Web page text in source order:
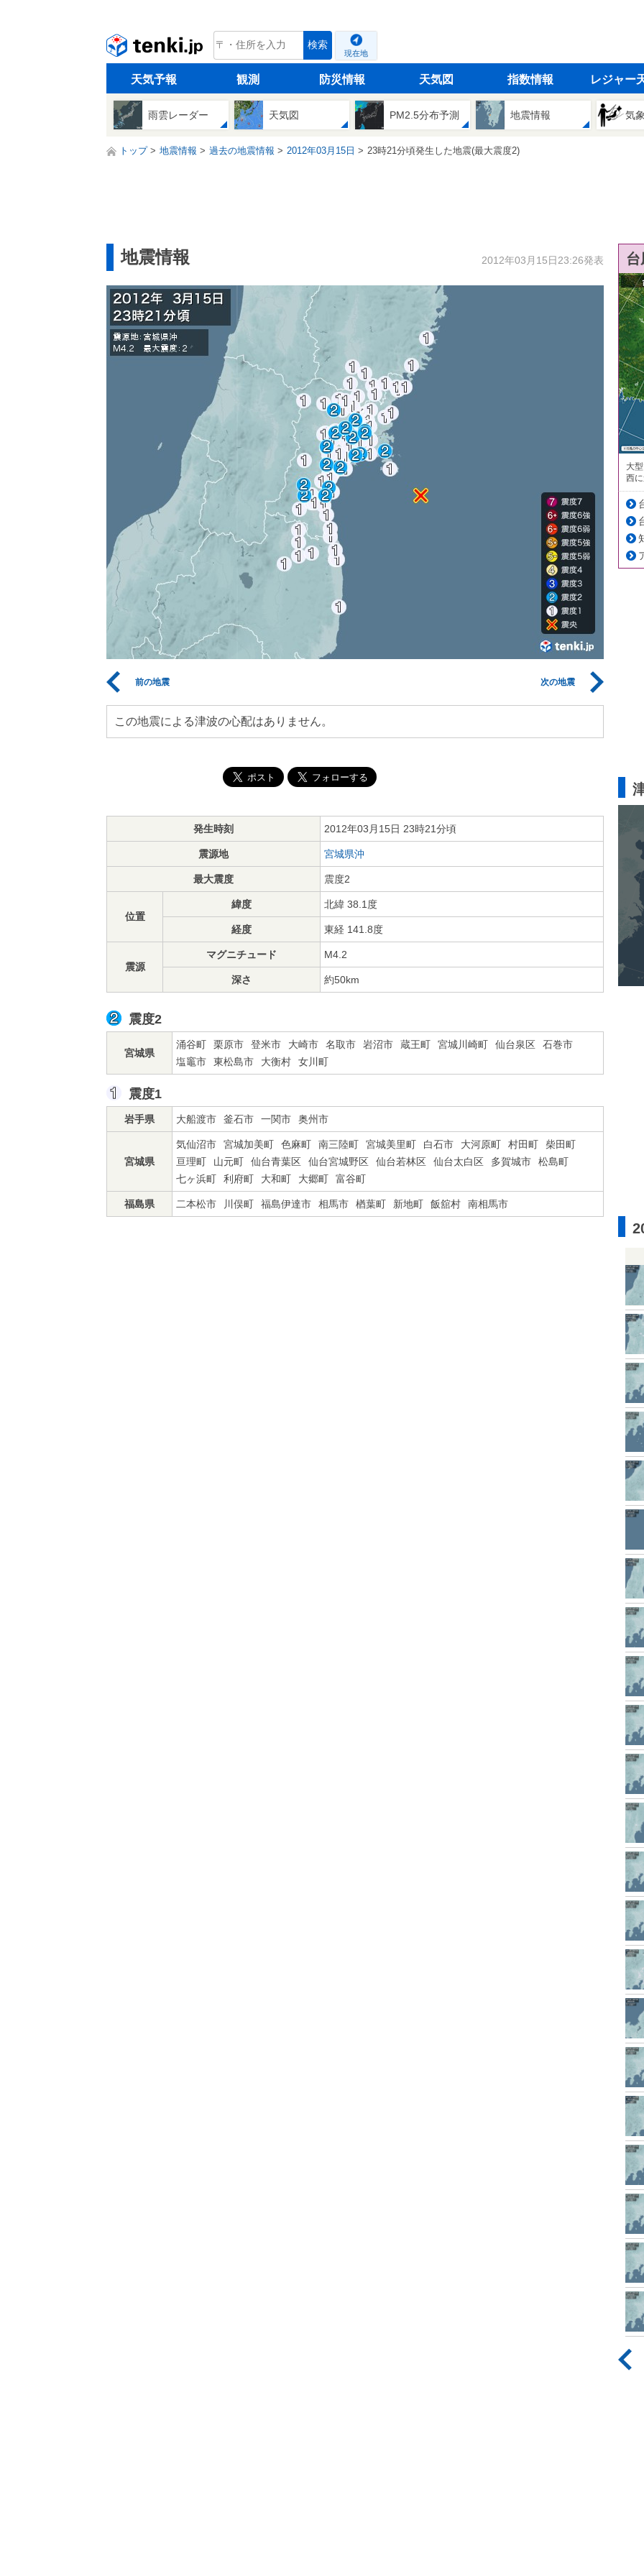
tenki.jp 検索
現在地
天気予報 観測 防災情報 天気図 指数情報 レジャー
雨雲レーダー 天気図 PM2.5分布予測 地震情報 気
トップ 地震情報 過去の地震情報 2012年03月15日 23時21分頃発生した地震(最大震度2)
地震情報 2012年03月15日23:26発表
前の地震 次の地震
この地震による津波の心配はありません。
発生時刻 2012年03月15日 23時21分頃
震源地 宮城県沖
最大震度 震度2
位置
緯度 北緯 38.1度
経度 東経 141.8度
震源
マグニチュード M4.2
深さ 約50km
震度2
宮城県
涌谷町 栗原市 登米市 大崎市 名取市 岩沼市 蔵王町 宮城川崎町 仙台泉区
石巻市
塩竈市
東松島市 大衡村 女川町
震度1
岩手県 大船渡市 釜石市 一関市 奥州市
宮城県
気仙沼市 宮城加美町 色麻町 南三陸町 宮城美里町 白石市 大河原町 村田町
柴田町
亘理町
山元町 仙台青葉区 仙台宮城野区 仙台若林区 仙台太白区 多賀城市
松島町
七ヶ浜町
利府町 大和町 大郷町 富谷町
福島県 二本松市 川俣町 福島伊達市 相馬市 楢葉町 新地町 飯舘村 南相馬市
大
西